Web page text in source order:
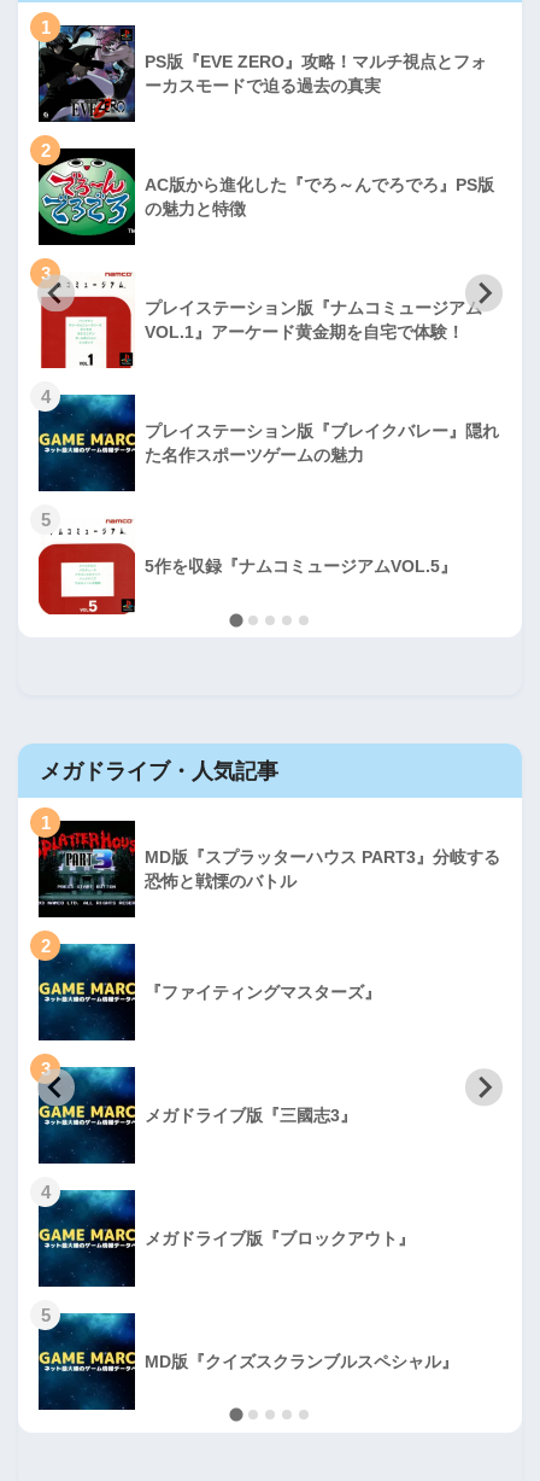
1
PS版『EVE ZERO』攻略！マルチ視点とフォ
ーカスモードで迫る過去の真実
2
AC版から進化した『でろ～んでろでろ』PS版
の魅力と特徴
3
プレイステーション版『ナムコミュージアム
VOL.1』アーケード黄金期を自宅で体験！
4
プレイステーション版『ブレイクバレー』隠れ
た名作スポーツゲームの魅力
5
5作を収録『ナムコミュージアムVOL.5』
メガドライブ・人気記事
1
MD版『スプラッターハウス PART3』分岐する
恐怖と戦慄のバトル
2
『ファイティングマスターズ』
3
メガドライブ版『三國志3』
4
メガドライブ版『ブロックアウト』
5
MD版『クイズスクランブルスペシャル』